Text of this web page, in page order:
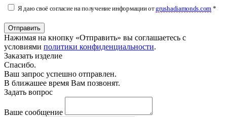
Я даю своё согласие на получение информации отgrushadiamonds.com *
Отправить
Нажимая на кнопку «Отправить» вы соглашаетесь с
условиями политики конфиденциальности.
Заказать изделие
Спасибо.
Ваш запрос успешно отправлен.
В ближашее время Вам позвонят.
Задать вопрос
Ваше сообщение